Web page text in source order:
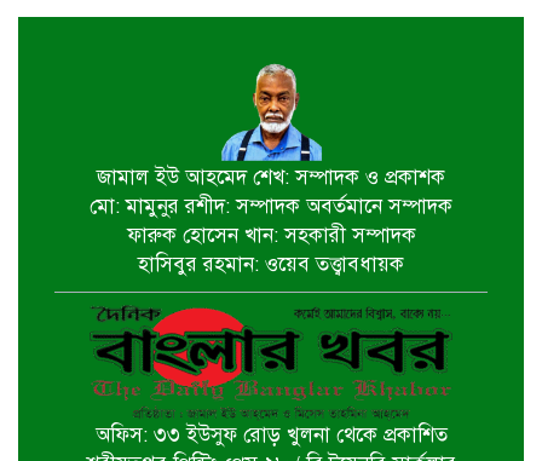
সম্মান দেয়া রাষ্ট্রের পবিত্র দায়িত্ব-ভারপ্রাপ্ত
৫ আগস্ট স্বাধীনতাপ্রিয় মানুষের বিজয়ের
দিন-প্রধানমন্ত্রী
পাইকগাছায় জুলাই গণঅভ্যুত্থান দিবস
পালিত
বটিয়াঘাটায় জুলাই গণঅভ্যুত্থান দিবস
উপলক্ষ্যে পুরস্কার বিতরণ ও সভা অনুষ্ঠিত
দিঘলিয়ায় ট্রাক চাপায় নিহতের ঘটনায়
জামাল ইউ আহমেদ শেখ: সম্পাদক ও প্রকাশক
মো: মামুনুর রশীদ: সম্পাদক অবর্তমানে সম্পাদক
ফারুক হোসেন খান: সহকারী সম্পাদক
হাসিবুর রহমান: ওয়েব তত্ত্বাবধায়ক
অফিস: ৩৩ ইউসুফ রোড় খুলনা থেকে প্রকাশিত